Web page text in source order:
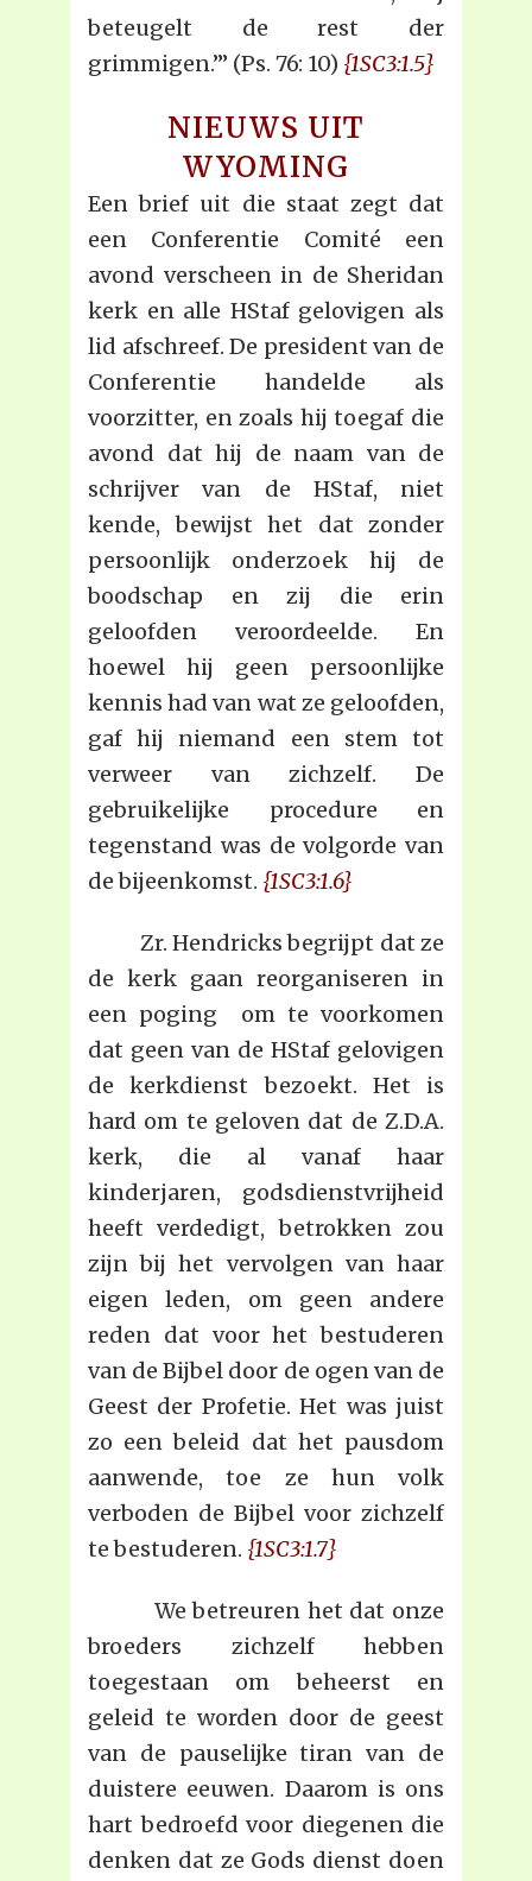
beteugelt de rest der
grimmigen.’” (Ps. 76: 10) {1SC3:1.5}
NIEUWS UIT
WYOMING
Een brief uit die staat zegt dat
een Conferentie Comité een
avond verscheen in de Sheridan
kerk en alle HStaf gelovigen als
lid afschreef. De president van de
Conferentie handelde als
voorzitter, en zoals hij toegaf die
avond dat hij de naam van de
schrijver van de HStaf, niet
kende, bewijst het dat zonder
persoonlijk onderzoek hij de
boodschap en zij die erin
geloofden veroordeelde. En
hoewel hij geen persoonlijke
kennis had van wat ze geloofden,
gaf hij niemand een stem tot
verweer van zichzelf. De
gebruikelijke procedure en
tegenstand was de volgorde van
de bijeenkomst. {1SC3:1.6}
Zr. Hendricks begrijpt dat ze
de kerk gaan reorganiseren in
een poging om te voorkomen
dat geen van de HStaf gelovigen
de kerkdienst bezoekt. Het is
hard om te geloven dat de Z.D.A.
kerk, die al vanaf haar
kinderjaren, godsdienstvrijheid
heeft verdedigt, betrokken zou
zijn bij het vervolgen van haar
eigen leden, om geen andere
reden dat voor het bestuderen
van de Bijbel door de ogen van de
Geest der Profetie. Het was juist
zo een beleid dat het pausdom
aanwende, toe ze hun volk
verboden de Bijbel voor zichzelf
te bestuderen. {1SC3:1.7}
We betreuren het dat onze
broeders zichzelf hebben
toegestaan om beheerst en
geleid te worden door de geest
van de pauselijke tiran van de
duistere eeuwen. Daarom is ons
hart bedroefd voor diegenen die
denken dat ze Gods dienst doen